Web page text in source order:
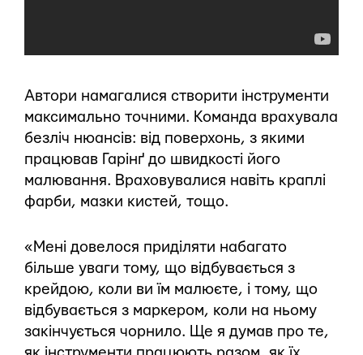
Автори намагалися створити інструменти
максимально точними. Команда врахувала
безліч нюансів: від поверхонь, з якими
працював Гарінґ до швидкості його
малювання. Враховувалися навіть краплі
фарби, мазки кистей, тощо.
«Мені довелося приділяти набагато
більше уваги тому, що відбувається з
крейдою, коли ви їм малюєте, і тому, що
відбувається з маркером, коли на ньому
закінчується чорнило. Ще я думав про те,